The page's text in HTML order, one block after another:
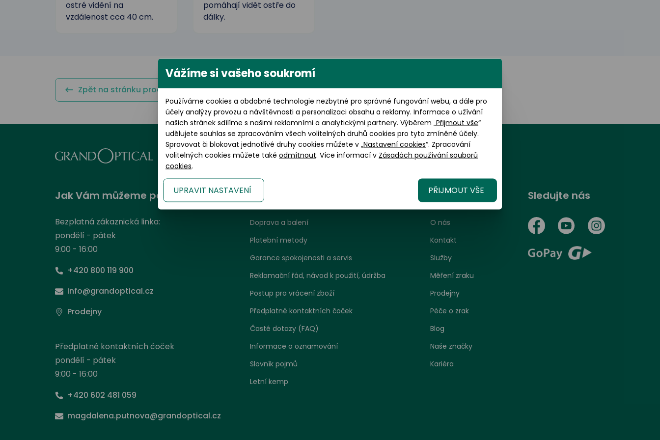
ostré vidění na
vzdálenost cca 40 cm.
pomáhají vidět ostře do
dálky.
Zpět na stránku produktu
Jak Vám můžeme pomoci?
Bezplatná zákaznická linka:
pondělí - pátek
9:00 - 16:00
+420 800 119 900
info@grandoptical.cz
Prodejny
Předplatné kontaktních čoček
pondělí - pátek
9:00 - 16:00
+420 602 481 059
magdalena.putnova@grandoptical.cz
Informace a zákaznický servis
Doprava a balení
Platební metody
Garance spokojenosti a servis
Reklamační řád, návod k použití, údržba
Postup pro vrácení zboží
Předplatné kontaktních čoček
Časté dotazy (FAQ)
Informace o oznamování
Slovník pojmů
Letní kemp
GrandOptical
O nás
Kontakt
Služby
Měření zraku
Prodejny
Péče o zrak
Blog
Naše značky
Kariéra
Sledujte nás
Vážíme si vašeho soukromí
Používáme cookies a obdobné technologie nezbytné pro správné fungování webu, a dále pro
účely analýzy provozu a návštěvnosti a personalizaci obsahu a reklamy. Informace o užívání
našich stránek sdílíme s našimi reklamními a analytickými partnery. Výběrem „Přijmout vše“
udělujete souhlas se zpracováním všech volitelných druhů cookies pro tyto zmíněné účely.
Spravovat či blokovat jednotlivé druhy cookies můžete v „Nastavení cookies“. Zpracování
volitelných cookies můžete také odmítnout. Více informací v Zásadách používání souborů
cookies.
UPRAVIT NASTAVENÍ PŘIJMOUT VŠE